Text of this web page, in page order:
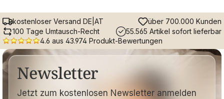
kostenloser Versand DE|AT
über 700.000 Kunden
100 Tage Umtausch-Recht
55.565 Artikel sofort lieferbar
4.6 aus 43.974 Produkt-Bewertungen
Newsletter
Jetzt zum kostenlosen Newsletter anmelden